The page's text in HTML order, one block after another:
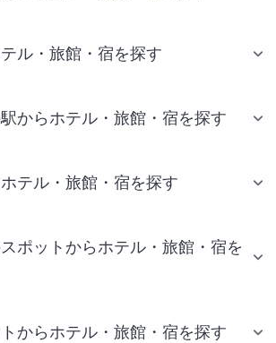
ル・旅館・宿を探す
からホテル・旅館・宿を探す
テル・旅館・宿を探す
ポットからホテル・旅館・宿を
からホテル・旅館・宿を探す